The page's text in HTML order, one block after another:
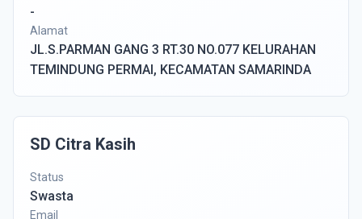
-
Alamat
JL.S.PARMAN GANG 3 RT.30 NO.077 KELURAHAN
TEMINDUNG PERMAI, KECAMATAN SAMARINDA
SD Citra Kasih
Status
Swasta
Email